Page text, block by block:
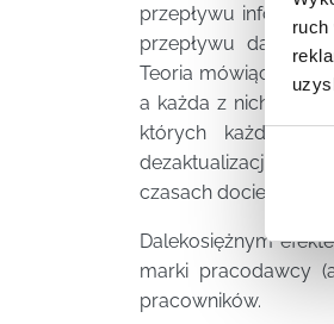
przepływu
przepływu danych
Teoria mówiąca, że
a każda z nich
których każda
dezaktualizacji.
czasach dociera
Dalekosiężnym
marki pracodawcy
pracowników.